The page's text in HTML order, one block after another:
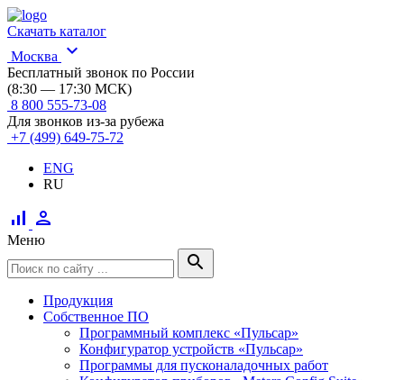
Скачать каталог
Москва
expand_more
Бесплатный звонок по России
(8:30 — 17:30 МСК)
8 800 555-73-08
Для звонков из-за рубежа
+7 (499) 649-75-72
ENG
RU
signal_cellular_alt person
Меню
search
Продукция
Собственное ПО
Программный комплекс «Пульсар»
Конфигуратор устройств «Пульсар»
Программы для пусконаладочных работ